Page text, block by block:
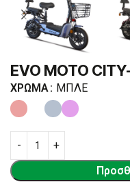
EVO MOTO
ΧΡΏΜΑ ΜΠΛΕ